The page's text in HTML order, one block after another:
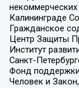
Калининграде
Гражданское
Центр Защиты
Институт
Санкт-
Фонд
Человек и